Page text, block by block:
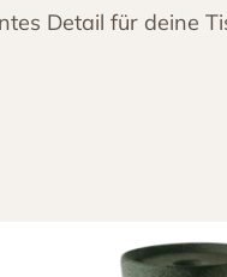
Detail für deine